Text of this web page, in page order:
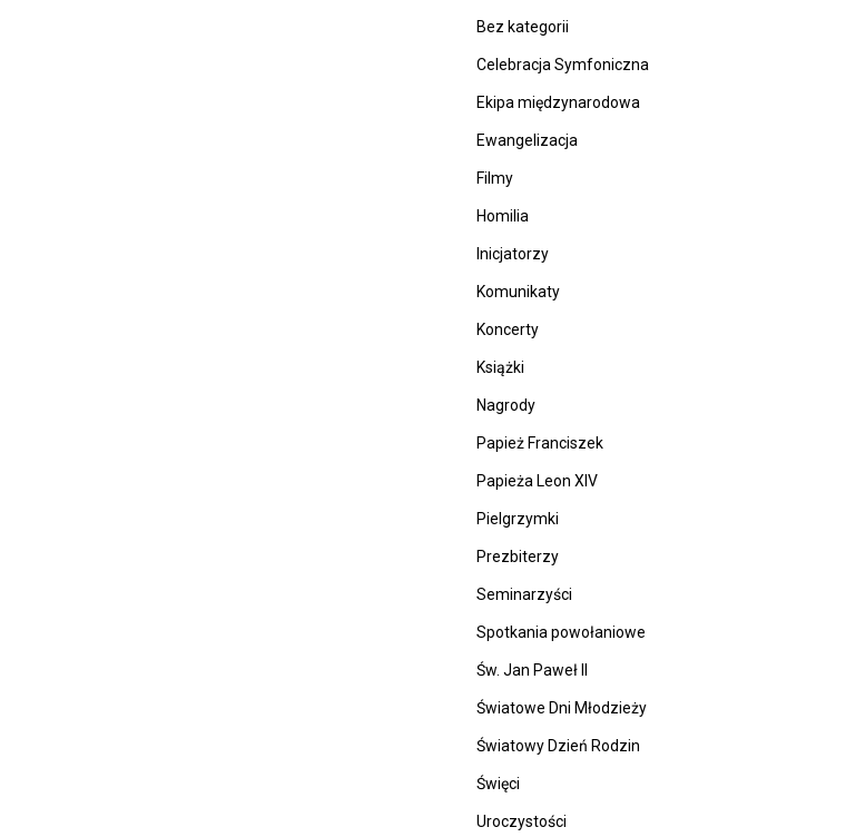
Bez kategorii
Celebracja Symfoniczna
Ekipa międzynarodowa
Ewangelizacja
Filmy
Homilia
Inicjatorzy
Komunikaty
Koncerty
Książki
Nagrody
Papież Franciszek
Papieża Leon XIV
Pielgrzymki
Prezbiterzy
Seminarzyści
Spotkania powołaniowe
Św. Jan Paweł II
Światowe Dni Młodzieży
Światowy Dzień Rodzin
Święci
Uroczystości